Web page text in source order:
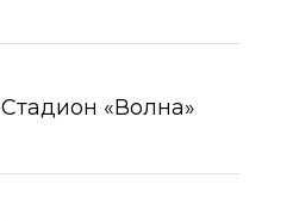
Стадион «Волна»